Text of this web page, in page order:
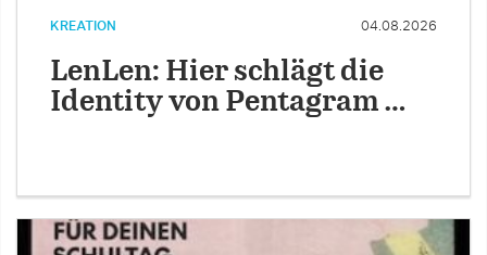
KREATION 04.08.2026
LenLen: Hier schlägt die
Identity von Pentagram …